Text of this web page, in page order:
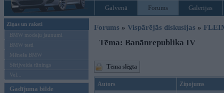
Galvenā Forums Galerijas
Ziņas un raksti
BMW modeļu jaunumi
BMW testi
Mēneša BMW
Sērijveida tūnings
Vel...
Gadījuma bilde
Forums » Vispārējās diskusijas »
Tēma: Banānrepublika IV
Tēma slēgta
Autors Ziņojums